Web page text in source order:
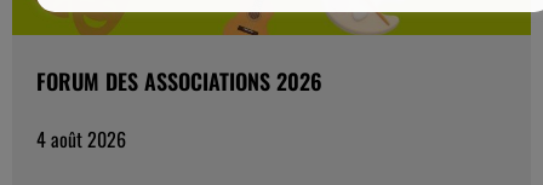
FORUM DES ASSOCIATIONS 2026
4 août 2026